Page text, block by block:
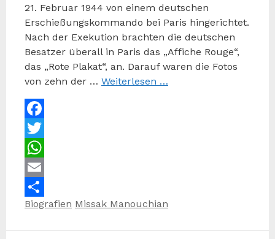
21. Februar 1944 von einem deutschen
Erschießungskommando bei Paris hingerichtet.
Nach der Exekution brachten die deutschen
Besatzer überall in Paris das „Affiche Rouge“,
das „Rote Plakat“, an. Darauf waren die Fotos
von zehn der … Weiterlesen …
Facebook
Twitter
WhatsApp
Email
Teilen
Kategorien
Biografien Schlagwörter
Missak Manouchian